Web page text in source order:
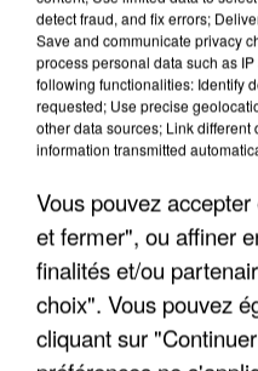
"JE
"ON A
detect fraud, and fix errors;
Save and communicate privacy
process personal data such as
following functionalities: Identify
requested; Use precise
other data sources; Link
information transmitted
Vous pouvez
et fermer", ou affiner
finalités et/ou
choix". Vous pouvez
cliquant sur